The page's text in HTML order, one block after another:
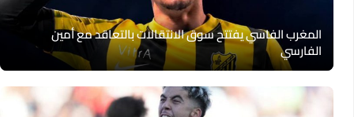
المغرب الفاسي يفتتح سوق الانتقالات بالتعاقد مع أمين
الفارسي